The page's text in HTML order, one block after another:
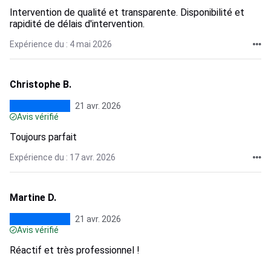
Intervention de qualité et transparente. Disponibilité et
rapidité de délais d'intervention.
Expérience du : 4 mai 2026
Christophe B.
21 avr. 2026
Avis vérifié
Toujours parfait
Expérience du : 17 avr. 2026
Martine D.
21 avr. 2026
Avis vérifié
Réactif et très professionnel !